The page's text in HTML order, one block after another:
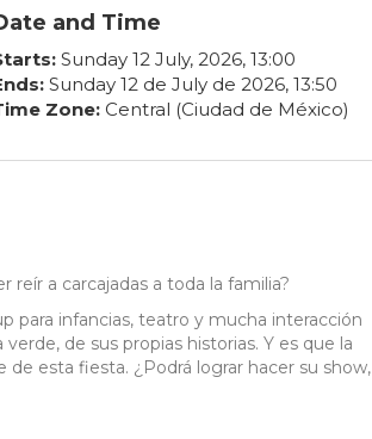
and Time
Sunday 12 July, 2026, 13:00
Sunday 12de Julyde 2026, 13:50
Zone: Central (Ciudad de México)
reír a carcajadas a toda la familia?
para infancias, teatro y mucha interacción
de sus propias historias. Y es que la
esta fiesta. ¿Podrá lograr hacer su show,